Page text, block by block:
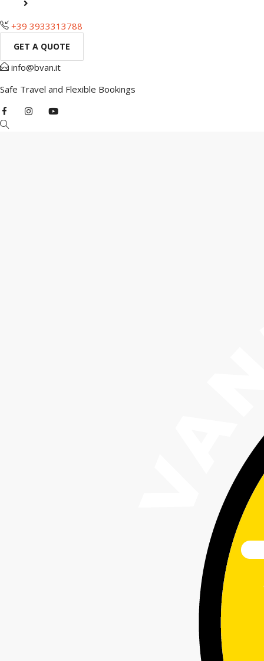
+39 3933313788
GET A QUOTE
info@bvan.it
Safe Travel and Flexible Bookings